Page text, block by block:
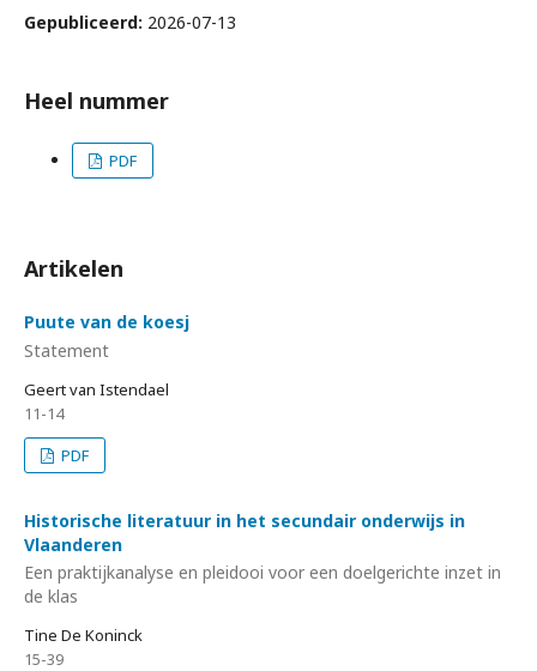
Gepubliceerd: 2026-07-13
Heel nummer
PDF
Artikelen
Puute van de koesj
Statement
Geert van Istendael
11-14
PDF
Historische literatuur in het secundair onderwijs in
Vlaanderen
Een praktijkanalyse en pleidooi voor een doelgerichte inzet in
de klas
Tine De Koninck
15-39